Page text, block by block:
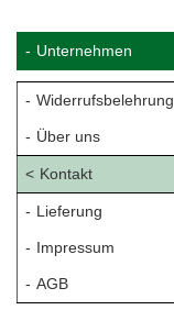
Unternehmen
Widerrufsbelehrung
Über uns
Kontakt
Lieferung
Impressum
AGB